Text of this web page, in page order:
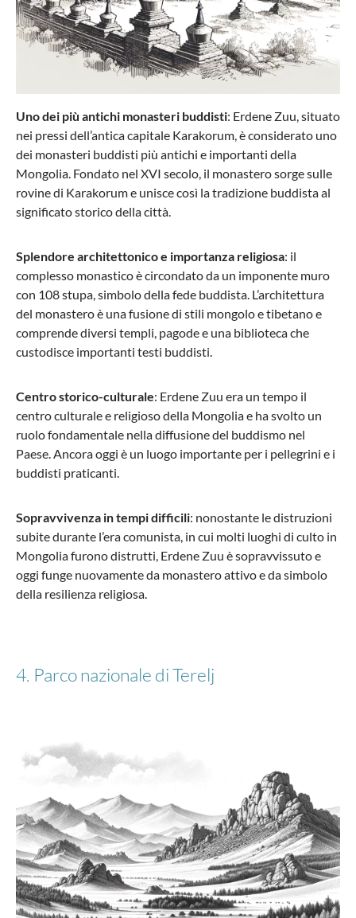
Uno dei più antichi monasteri buddisti: Erdene Zuu, situato
nei pressi dell’antica capitale Karakorum, è considerato uno
dei monasteri buddisti più antichi e importanti della
Mongolia. Fondato nel XVI secolo, il monastero sorge sulle
rovine di Karakorum e unisce così la tradizione buddista al
significato storico della città.
Splendore architettonico e importanza religiosa: il
complesso monastico è circondato da un imponente muro
con 108 stupa, simbolo della fede buddista. L’architettura
del monastero è una fusione di stili mongolo e tibetano e
comprende diversi templi, pagode e una biblioteca che
custodisce importanti testi buddisti.
Centro storico-culturale: Erdene Zuu era un tempo il
centro culturale e religioso della Mongolia e ha svolto un
ruolo fondamentale nella diffusione del buddismo nel
Paese. Ancora oggi è un luogo importante per i pellegrini e i
buddisti praticanti.
Sopravvivenza in tempi difficili: nonostante le distruzioni
subite durante l’era comunista, in cui molti luoghi di culto in
Mongolia furono distrutti, Erdene Zuu è sopravvissuto e
oggi funge nuovamente da monastero attivo e da simbolo
della resilienza religiosa.
4. Parco nazionale di Terelj